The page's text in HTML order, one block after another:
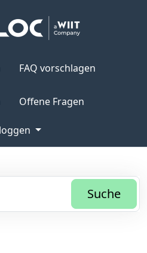
FAQ vorschlagen
Offene Fragen
Suche